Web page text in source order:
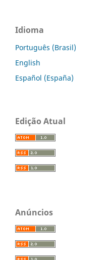
Idioma
Português (Brasil)
English
Español (España)
Edição Atual
Anúncios